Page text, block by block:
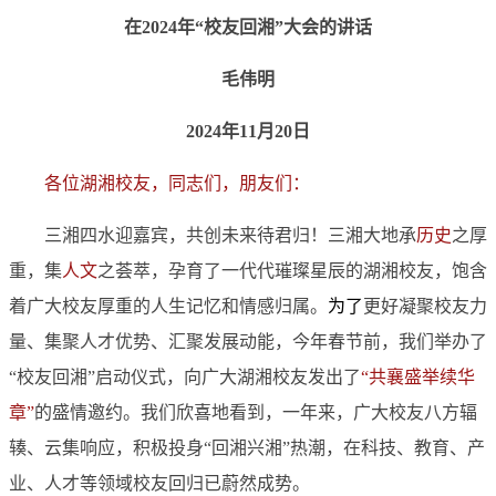
在2024年“校友回湘”大会的讲话
毛伟明
2024年11月20日
各位湖湘校友，同志们，朋友们：
三湘四水迎嘉宾，共创未来待君归！三湘大地承历史之厚
重，集人文之荟萃，孕育了一代代璀璨星辰的湖湘校友，饱含
着广大校友厚重的人生记忆和情感归属。 为了 更好凝聚校友力
量、集聚人才优势、汇聚发展动能，今年春节前，我们举办了
“校友回湘”启动仪式，向广大湖湘校友发出了“共襄盛举续华
章”的盛情邀约。我们欣喜地看到，一年来，广大校友八方辐
辏、云集响应，积极投身“回湘兴湘”热潮，在科技、教育、产
业、人才等领域校友回归已蔚然成势。